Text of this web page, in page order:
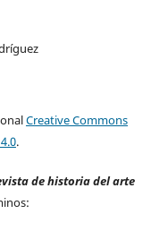
Creative Commons
.
de historia del arte